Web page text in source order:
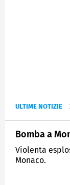
ULTIME NOTIZIE
Bomba a
Violenta
Monaco.